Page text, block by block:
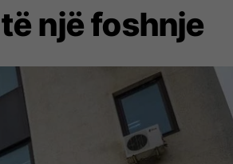
një foshnje